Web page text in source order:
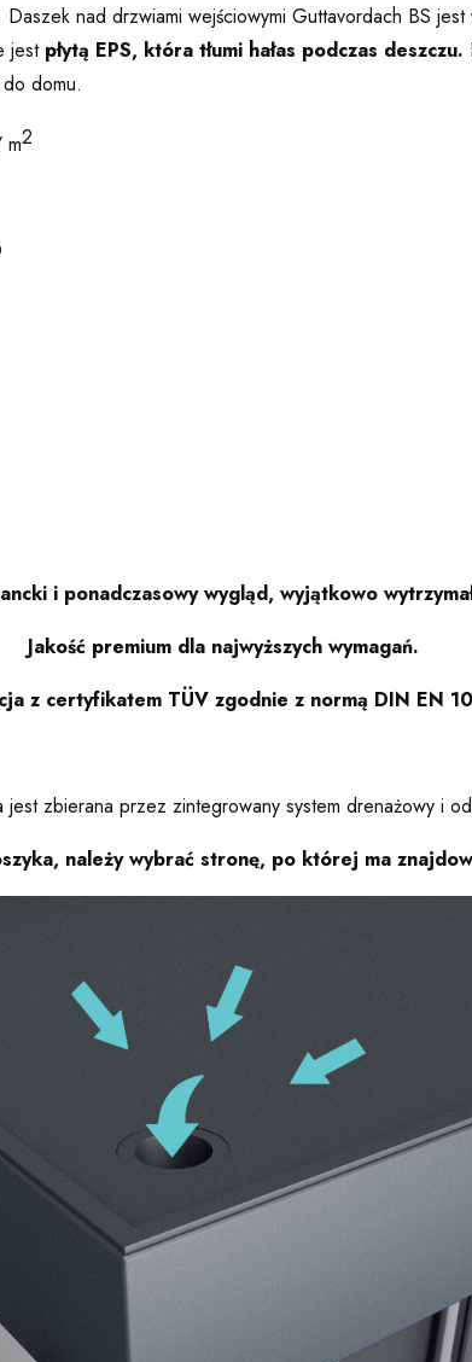
nad drzwiami wejściowymi Guttavordach BS
jest płytą EPS, która tłumi hałas podczas deszczu.
domu.
m2
i ponadczasowy wygląd, wyjątkowo
Jakość premium dla najwyższych wymagań.
z certyfikatem TÜV zgodnie z normą DIN EN
zbierana przez zintegrowany system drenażowy i
należy wybrać stronę, po której ma